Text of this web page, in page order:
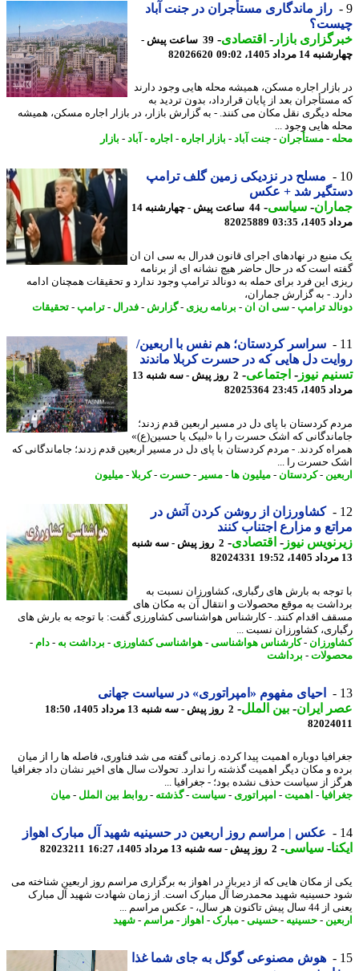
راز ماندگاری مستأجران در جنت آباد
بازار- اقتصادی-
39 ساعت پیش -
مرداد 1405، 09:02
82026620
اجاره مسکن، همیشه محله هایی وجود دارند
بعد از پایان قرارداد، بدون تردید به
دیگری نقل مکان می کنند. - به گزارش بازار، در بازار اجاره مسکن، همیشه
هایی وجود ...
-مستأجران- جنت آباد- بازار اجاره-اجاره-آباد- بازار
مسلح در نزدیکی زمین گلف ترامپ
شد + عکس
- سیاسی-
44 ساعت پیش - چهارشنبه 14
03:35
82025889
در نهادهای اجرای قانون فدرال به سی ان ان
است که در حال حاضر هیچ نشانه ای از برنامه
این فرد برای حمله به دونالد ترامپ وجود ندارد و تحقیقات همچنان ادامه
- به گزارش جماران،
ترامپ -سی ان ان- برنامه ریزی - گزارش -فدرال- ترامپ -تحقیقات
سراسر کردستان؛ هم نفس با اربعین/
دل هایی که در حسرت کربلا ماندند
نیوز-اجتماعی-
2 روز پیش - سه شنبه 13
23:45
82025364
کردستان با پای دل در مسیر اربعین قدم زدند؛
که اشک حسرت را با «لبیک یا حسین(ع)»
کردند. - مردم کردستان با پای دل در مسیر اربعین قدم زدند؛ جاماندگانی که
حسرت را ...
-کردستان-میلیون ها- مسیر-حسرت- کربلا- میلیون
کشاورزان از روشن کردن آتش در
و مزارع اجتناب کنند
نیوز-اقتصادی- 2 روز پیش - سه شنبه
82024331
به بارش های رگباری، کشاورزان نسبت به
به موقع محصولات و انتقال آن به مکان های
اقدام کنند. - کارشناس هواشناسی کشاورزی گفت: با توجه به بارش های
کشاورزان نسبت ...
- کارشناس هواشناسی-هواشناسی کشاورزی- برداشت به- دام-
-برداشت
احیای مفهوم «امپراتوری» در سیاست جهانی
ایران- بین الملل-2 روز پیش - سه شنبه 13 مرداد 1405، 18:50
دوباره اهمیت پیدا کرده. زمانی گفته می شد فناوری، فاصله ها را از میان
و مکان دیگر اهمیت گذشته را ندارد. تحولات سال های اخیر نشان داد جغرافیا
از سیاست حذف نشده بود؛ - جغرافیا ...
- اهمیت-امپراتوری- سیاست-گذشته-روابط بین الملل-میان
عکس | مراسم روز اربعین در حسینیه شهید آل مبارک اهواز
-سیاسی-2 روز پیش - سه شنبه 13 مرداد 1405، 16:27 82023211
از مکان هایی که از دیرباز در اهواز به برگزاری مراسم روز اربعین شناخته می
حسینیه شهید محمدرضا آل مبارک است. از زمان شهادت شهید آل مبارک
هر سال، - عکس مراسم ...
-حسینیه-حسینی-مبارک- اهواز -مراسم -شهید
هوش مصنوعی گوگل به جای شما غذا